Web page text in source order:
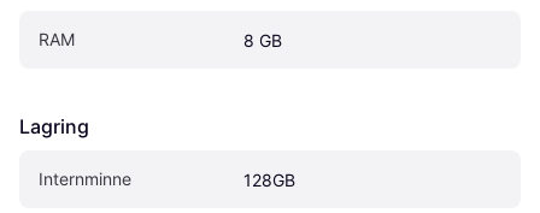
RAM 8 GB
Lagring
Internminne 128GB